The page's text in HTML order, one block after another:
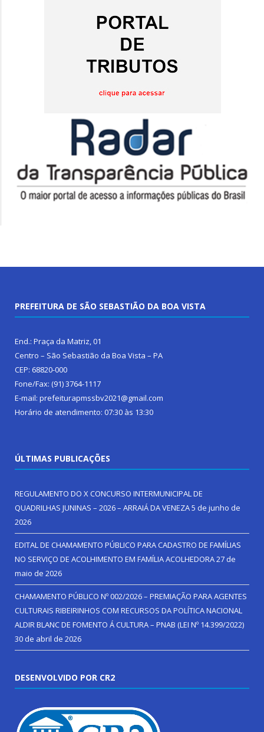
PREFEITURA DE SÃO SEBASTIÃO DA BOA VISTA
End.: Praça da Matriz, 01
Centro – São Sebastião da Boa Vista – PA
CEP: 68820-000
Fone/Fax: (91) 3764-1117
E-mail: prefeiturapmssbv2021@gmail.com
Horário de atendimento: 07:30 às 13:30
ÚLTIMAS PUBLICAÇÕES
REGULAMENTO DO X CONCURSO INTERMUNICIPAL DE
QUADRILHAS JUNINAS – 2026 – ARRAIÁ DA VENEZA5 de junho de
2026
EDITAL DE CHAMAMENTO PÚBLICO PARA CADASTRO DE FAMÍLIAS
NO SERVIÇO DE ACOLHIMENTO EM FAMÍLIA ACOLHEDORA27 de
maio de 2026
CHAMAMENTO PÚBLICO Nº 002/2026 – PREMIAÇÃO PARA AGENTES
CULTURAIS RIBEIRINHOS COM RECURSOS DA POLÍTICA NACIONAL
ALDIR BLANC DE FOMENTO Á CULTURA – PNAB (LEI Nº 14.399/2022)
30 de abril de 2026
DESENVOLVIDO POR CR2